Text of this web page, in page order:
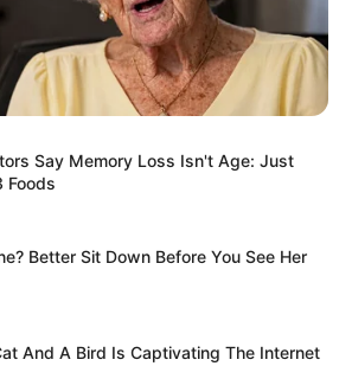
Say Memory Loss Isn't Age: Just
Foods
Better Sit Down Before You See Her
And A Bird Is Captivating The Internet